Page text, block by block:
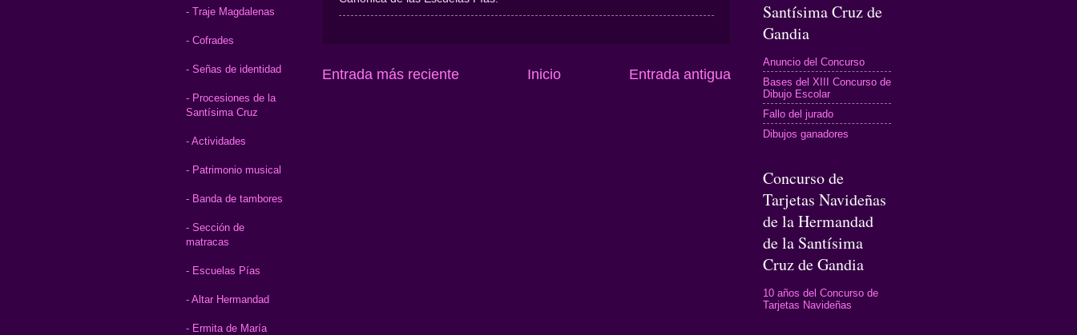
Entrada más reciente Entrada antigua
Inicio
- Traje Magdalenas
- Cofrades
- Señas de identidad
- Procesiones de la
Santísima Cruz
- Actividades
- Patrimonio musical
- Banda de tambores
- Sección de
matracas
- Escuelas Pías
- Altar Hermandad
- Ermita de María
Santísima Cruz de
Gandia
Anuncio del Concurso
Bases del XIII Concurso de
Dibujo Escolar
Fallo del jurado
Dibujos ganadores
Concurso de
Tarjetas Navideñas
de la Hermandad
de la Santísima
Cruz de Gandia
10 años del Concurso de
Tarjetas Navideñas